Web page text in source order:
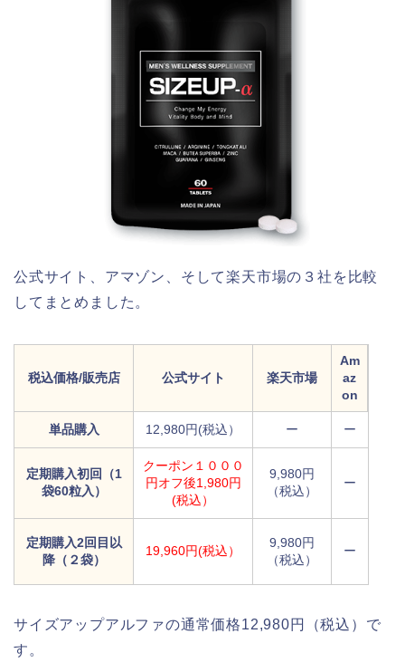
公式サイト、アマゾン、そして楽天市場の３社を比較
してまとめました。
税込価格/販売店 公式サイト 楽天市場
Am
az
on
単品購入 12,980円(税込） ー ー
定期購入初回（1
袋60粒入）
クーポン１０００
円オフ後1,980円
(税込）
9,980円
（税込）
ー
定期購入2回目以
降（２袋）
19,960円(税込）
9,980円
（税込）
ー
サイズアップアルファの通常価格12,980円（税込）で
す。